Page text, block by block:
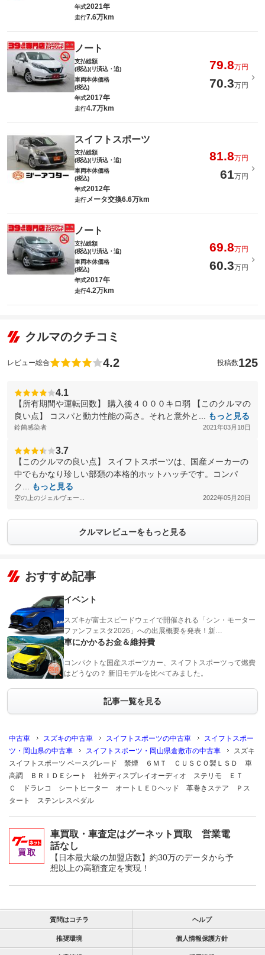
年式2021年
走行7.6万km
ノート
支払総額
(税込)(リ済込・追)
79.8万円
車両本体価格
(税込)
70.3万円
年式2017年
走行4.7万km
スイフトスポーツ
支払総額
(税込)(リ済込・追)
81.8万円
車両本体価格
(税込)
61万円
年式2012年
走行メータ交換6.6万km
ノート
支払総額
(税込)(リ済込・追)
69.8万円
車両本体価格
(税込)
60.3万円
年式2017年
走行4.2万km
クルマのクチコミ
レビュー総合 4.2 投稿数125
4.1
【所有期間や運転回数】 購入後４０００キロ弱 【このクルマの
良い点】 コスパと動力性能の高さ。それと意外と...
もっと見る
鈴菌感染者 2021年03月18日
3.7
【このクルマの良い点】 スイフトスポーツは、国産メーカーの
中でもかなり珍しい部類の本格的ホットハッチです。コンパ
ク...
もっと見る
空の上のジェルヴェー... 2022年05月20日
クルマレビューをもっと見る
おすすめ記事
イベント
スズキが富士スピードウェイで開催される「シン・モーター
ファンフェスタ2026」への出展概要を発表！新…
車にかかるお金＆維持費
コンパクトな国産スポーツカー、スイフトスポーツって燃費
はどうなの？ 新旧モデルを比べてみました。
記事一覧を見る
中古車 スズキの中古車 スイフトスポーツの中古車
スイフトスポー
ツ・岡山県の中古車
スイフトスポーツ・岡山県倉敷市の中古車
スズキ
スイフトスポーツ ベースグレード 禁煙 ６ＭＴ ＣＵＳＣＯ製ＬＳＤ 車
高調 ＢＲＩＤＥシート 社外ディスプレイオーディオ ステリモ ＥＴ
Ｃ ドラレコ シートヒーター オートＬＥＤヘッド 革巻きステア Ｐス
タート ステンレスペダル
車買取・車査定はグーネット買取 営業電
話なし
【日本最大級の加盟店数】約30万のデータから予
想以上の高額査定を実現！
質問はコチラ ヘルプ
推奨環境 個人情報保護方針